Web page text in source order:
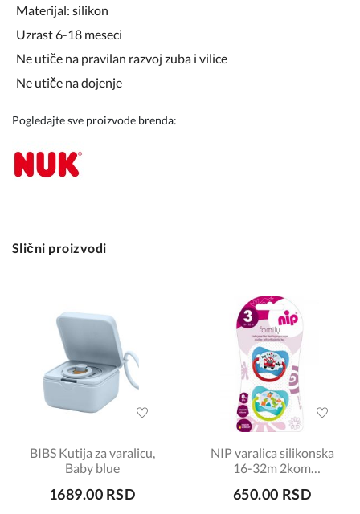
Materijal: silikon
Uzrast 6-18 meseci
Ne utiče na pravilan razvoj zuba i vilice
Ne utiče na dojenje
Pogledajte sve proizvode brenda:
Slični proizvodi
BIBS Kutija za varalicu,
Baby blue
1689.00 RSD
NIP varalica silikonska
16-32m 2kom
650.00 RSD